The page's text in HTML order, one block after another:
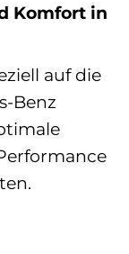
Komfort in
auf die
Benz